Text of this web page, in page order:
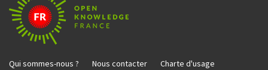
Qui sommes-nous ? Nous contacter
Charte d'usage